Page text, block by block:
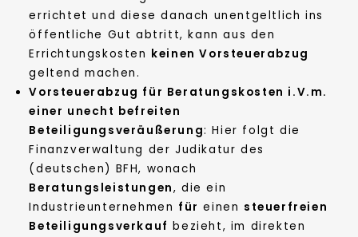
errichtet und diese danach unentgeltlich ins
öffentliche Gut abtritt, kann aus den
Errichtungskosten keinen Vorsteuerabzug
geltend machen.
Vorsteuerabzug für Beratungskosten i.V.m.
einer unecht befreiten
Beteiligungsveräußerung: Hier folgt die
Finanzverwaltung der Judikatur des
(deutschen) BFH, wonach
Beratungsleistungen, die ein
Industrieunternehmen für einen steuerfreien
Beteiligungsverkauf bezieht, im direkten